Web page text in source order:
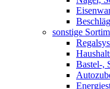
sonstige
Bastel-,